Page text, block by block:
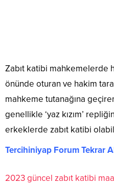
Zabıt katibi mahkemelerde
önünde oturan ve hakim
mahkeme tutanağına
genellikle ‘yaz kızım’
erkeklerde zabıt katibi
Tercihiniyap Forum Tekrar
2023 güncel zabıt katibi